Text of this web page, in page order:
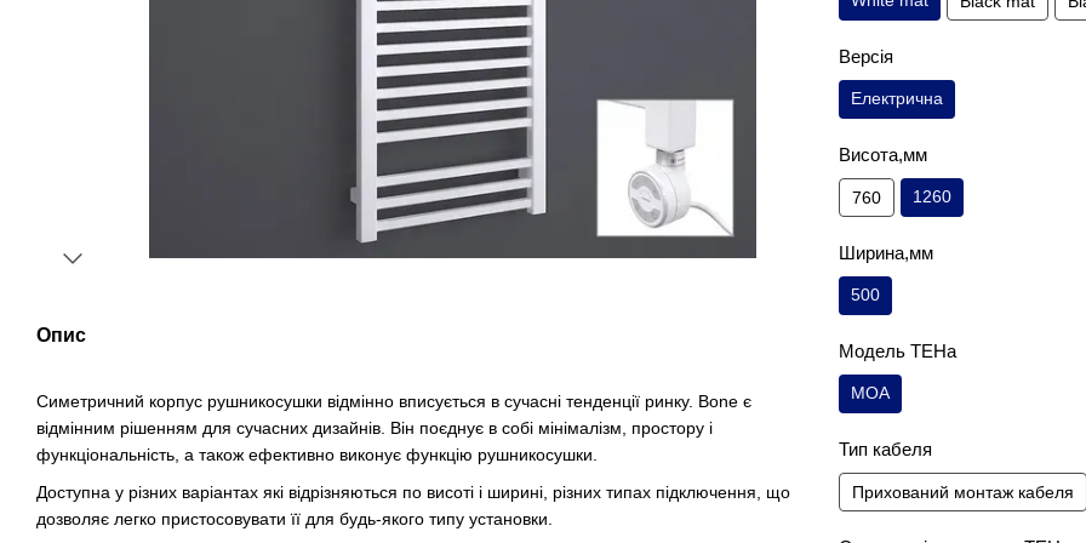
Опис
Симетричний корпус рушникосушки відмінно вписується в сучасні тенденції ринку. Bone є
відмінним рішенням для сучасних дизайнів. Він поєднує в собі мінімалізм, простору і
функціональність, а також ефективно виконує функцію рушникосушки.
Доступна у різних варіантах які відрізняються по висоті і ширині, різних типах підключення, що
дозволяє легко пристосовувати її для будь-якого типу установки.
Версія
Електрична
Висота,мм
760 1260
Ширина,мм
500
Модель ТЕНа
MOA
Тип кабеля
Прихований монтаж кабеля